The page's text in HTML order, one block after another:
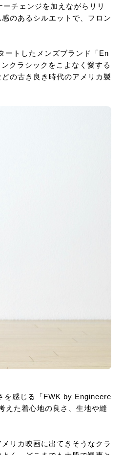
チェンジを加えながらリリ
のあるシルエットで、フロン
ートしたメンズブランド「En
クラシックをこよなく愛する
の古き良き時代のアメリカ製
を感じる「FWK by Engineere
えた着心地の良さ、生地や縫
リカ映画に出てきそうなクラ